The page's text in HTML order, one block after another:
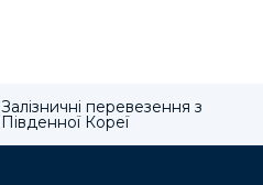
Залізничні перевезення з
Південної Кореї